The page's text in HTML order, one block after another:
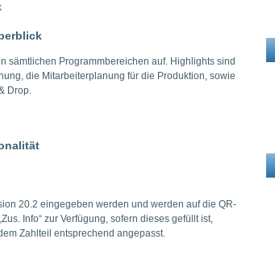
sämtlichen Programmbereichen auf. Highlights sind
die Mitarbeiterplanung für die Produktion, sowie
Drop.
20.2 eingegeben werden und werden auf die QR-
Info“ zur Verfügung, sofern dieses gefüllt ist,
Zahlteil entsprechend angepasst.